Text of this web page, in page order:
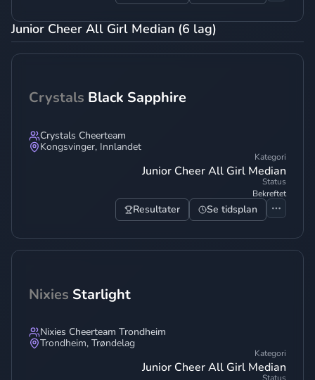
Junior Cheer All Girl Median (6 lag)
Crystals Black Sapphire
Crystals Cheerteam
Kongsvinger, Innlandet
Kategori
Junior Cheer All Girl Median
Status
Bekreftet
Resultater Se tidsplan
Nixies Starlight
Nixies Cheerteam Trondheim
Trondheim, Trøndelag
Kategori
Junior Cheer All Girl Median